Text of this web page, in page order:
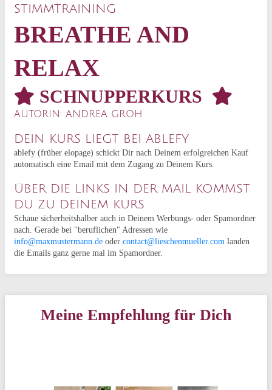
STIMMTRAINING
BREATHE AND
RELAX
SCHNUPPERKURS
AUTORIN: ANDREA GROH
DEIN KURS LIEGT BEI ABLEFY
ablefy (früher elopage) schickt Dir nach Deinem erfolgreichen Kauf
automatisch eine Email mit dem Zugang zu Deinem Kurs.
ÜBER DIE LINKS IN DER MAIL KOMMST
DU ZU DEINEM KURS
Schaue sicherheitshalber auch in Deinem Werbungs- oder Spamordner
nach. Gerade bei "beruflichen" Adressen wie
info@maxmustermann.de oder contact@lieschenmueller.com landen
die Emails ganz gerne mal im Spamordner.
Meine Empfehlung für Dich